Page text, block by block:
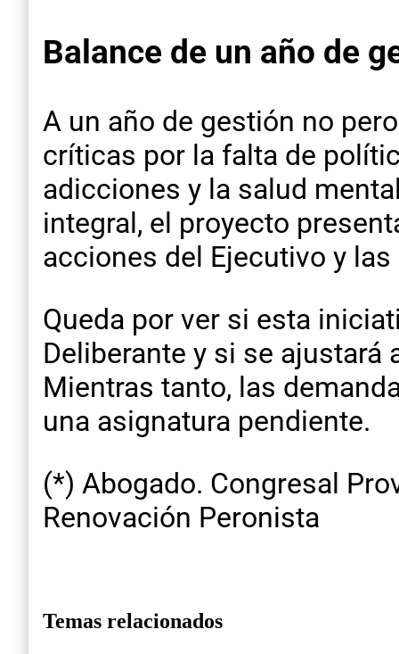
Balance de un año de
A un año de gestión no
críticas por la falta de
adicciones y la salud
integral, el proyecto
acciones del Ejecutivo y
Queda por ver si esta
Deliberante y si se
Mientras tanto, las
una asignatura pendiente.
(*) Abogado. Congresal
Renovación Peronista
Temas relacionados